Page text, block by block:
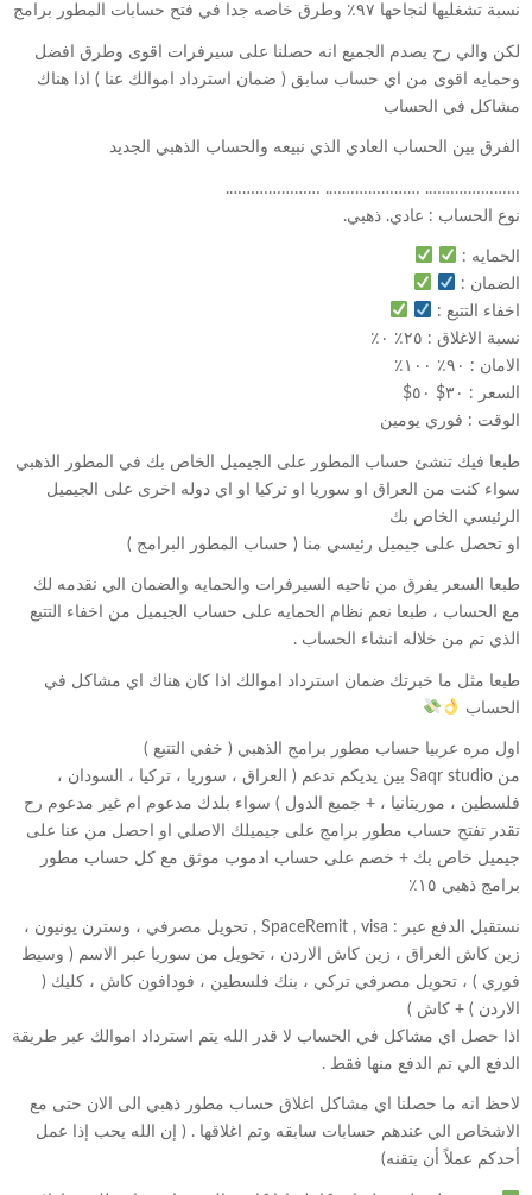
نسبة تشغليها لنجاحها ٩٧٪؜ وطرق خاصه جدا في فتح حسابات المطور برامج
لكن والي رح يصدم الجميع انه حصلنا على سيرفرات اقوى وطرق افضل
وحمايه اقوى من اي حساب سابق ( ضمان استرداد اموالك عنا ) اذا هناك
مشاكل في الحساب
الفرق بين الحساب العادي الذي نبيعه والحساب الذهبي الجديد
…………………. …………………. ………………….
نوع الحساب : عادي. ذهبي.
الحمايه :
الضمان :
اخفاء التتبع :
نسبة الاغلاق : ٢٥٪؜ ٠٪؜
الامان : ٩٠٪؜ ١٠٠٪؜
السعر : ٣٠$ ٥٠$
الوقت : فوري يومين
طبعا فيك تنشئ حساب المطور على الجيميل الخاص بك في المطور الذهبي
سواء كنت من العراق او سوريا او تركيا او اي دوله اخرى على الجيميل
الرئيسي الخاص بك
او تحصل على جيميل رئيسي منا ( حساب المطور البرامج )
طبعا السعر يفرق من ناحيه السيرفرات والحمايه والضمان الي نقدمه لك
مع الحساب ، طبعا نعم نظام الحمايه على حساب الجيميل من اخفاء التتبع
الذي تم من خلاله انشاء الحساب .
طبعا مثل ما خبرتك ضمان استرداد اموالك اذا كان هناك اي مشاكل في
الحساب
اول مره عربيا حساب مطور برامج الذهبي ( خفي التتبع )
من Saqr studio بين يديكم ندعم ( العراق ، سوريا ، تركيا ، السودان ،
فلسطين ، موريتانيا ، + جميع الدول ) سواء بلدك مدعوم ام غير مدعوم رح
تقدر تفتح حساب مطور برامج على جيميلك الاصلي او احصل من عنا على
جيميل خاص بك + خصم على حساب ادموب موثق مع كل حساب مطور
برامج ذهبي ١٥٪؜
نستقبل الدفع عبر : SpaceRemit , visa , تحويل مصرفي ، وسترن يونيون ،
زين كاش العراق ، زين كاش الاردن ، تحويل من سوريا عبر الاسم ( وسيط
فوري ) ، تحويل مصرفي تركي ، بنك فلسطين ، فودافون كاش ، كليك (
الاردن ) + كاش )
اذا حصل اي مشاكل في الحساب لا قدر الله يتم استرداد اموالك عبر طريقة
الدفع الي تم الدفع منها فقط .
لاحظ انه ما حصلنا اي مشاكل اغلاق حساب مطور ذهبي الى الان حتى مع
الاشخاص الي عندهم حسابات سابقه وتم اغلاقها . ( إن الله يحب إذا عمل
أحدكم عملاً أن يتقنه)